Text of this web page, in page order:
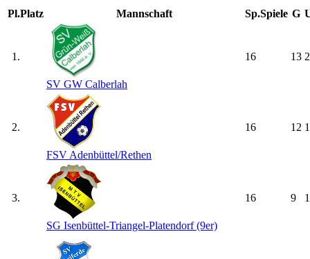
Pl.Platz Mannschaft Sp.Spiele G
1.
SV GW Calberlah
16 13 2
2.
FSV Adenbüttel/​Rethen
16 12 1
3.
SG Isenbüttel-Triangel-Platendorf (9er)
16 9 1